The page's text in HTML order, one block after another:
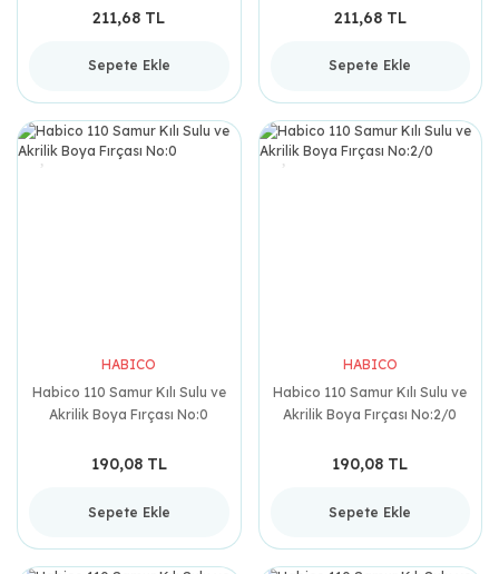
211,68 TL
Sepete Ekle
211,68 TL
Sepete Ekle
HABICO
Habico 110 Samur Kılı Sulu ve
Akrilik Boya Fırçası No:0
190,08 TL
Sepete Ekle
HABICO
Habico 110 Samur Kılı Sulu ve
Akrilik Boya Fırçası No:2/0
190,08 TL
Sepete Ekle